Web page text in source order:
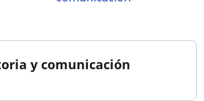
y comunicación